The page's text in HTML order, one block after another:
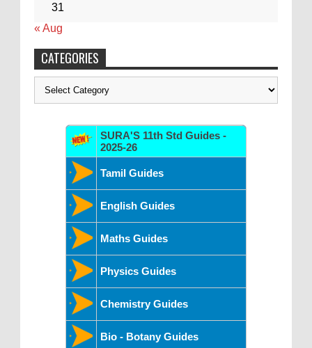
31
« Aug
CATEGORIES
Categories
SURA'S 11th Std Guides -
2025-26
Tamil Guides
English Guides
Maths Guides
Physics Guides
Chemistry Guides
Bio - Botany Guides